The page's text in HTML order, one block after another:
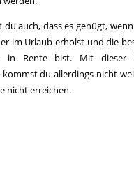
du auch, dass es genügt,
im Urlaub erholst und die
in Rente bist. Mit dieser
kommst du allerdings nicht
nicht erreichen.